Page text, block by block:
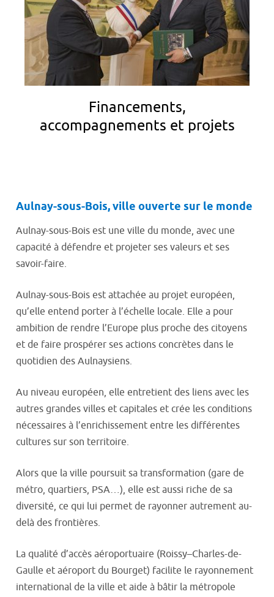
Financements,
accompagnements et projets
Aulnay-sous-Bois, ville ouverte sur le monde
Aulnay-sous-Bois est une ville du monde, avec une
capacité à défendre et projeter ses valeurs et ses
savoir-faire.
Aulnay-sous-Bois est attachée au projet européen,
qu’elle entend porter à l’échelle locale. Elle a pour
ambition de rendre l’Europe plus proche des citoyens
et de faire prospérer ses actions concrètes dans le
quotidien des Aulnaysiens.
Au niveau européen, elle entretient des liens avec les
autres grandes villes et capitales et crée les conditions
nécessaires à l’enrichissement entre les différentes
cultures sur son territoire.
Alors que la ville poursuit sa transformation (gare de
métro, quartiers, PSA…), elle est aussi riche de sa
diversité, ce qui lui permet de rayonner autrement au-
delà des frontières.
La qualité d’accès aéroportuaire (Roissy–Charles-de-
Gaulle et aéroport du Bourget) facilite le rayonnement
international de la ville et aide à bâtir la métropole